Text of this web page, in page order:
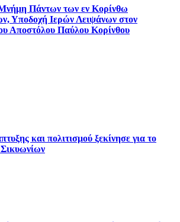
Πάντων των εν Κορίνθω
Υποδοχή Ιερών Λειψάνων στον
Αποστόλου Παύλου Κορίνθου
και πολιτισμού ξεκίνησε για το